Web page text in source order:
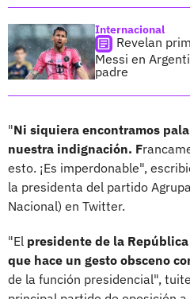
Internacional
Revelan
Messi en
padre
"Ni siquiera encontramos
nuestra indignación. F
esto. ¡Es imperdonable",
la presidenta del partido
Nacional) en Twitter.
"El presidente de la
que hace un gesto obsceno
de la función presidencial",